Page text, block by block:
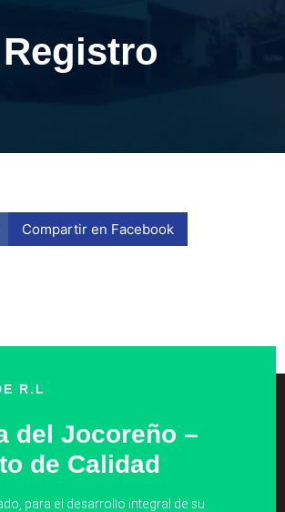
Registro
Compartir en Facebook
R.L
del Jocoreño –
de Calidad
para el desarrollo integral de su